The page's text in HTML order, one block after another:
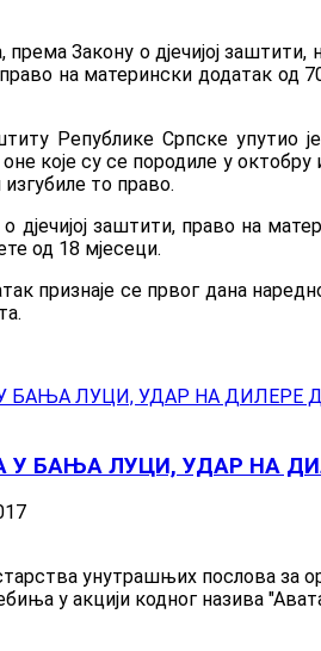
Закону о дјечијој
на матерински додатак од
Републике Српске
које су се породиле у
то право.
дјечијој заштити, право на
од 18 мјесеци.
признаје се првог дана
У БАЊА ЛУЦИ, УДАР НА
унутрашњих послова за
у акцији кодног назива